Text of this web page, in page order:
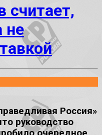
считает,
не
Россия»
руководство